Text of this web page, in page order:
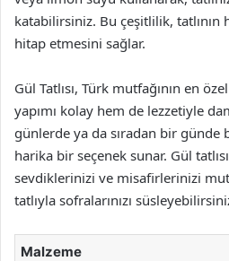
katabilirsiniz. Bu çeşitlilik, tatlının
hitap etmesini sağlar.
Gül Tatlısı, Türk mutfağının en
yapımı kolay hem de lezzetiyle
günlerde ya da sıradan bir günde
harika bir seçenek sunar. Gül
sevdiklerinizi ve misafirlerinizi
tatlıyla sofralarınızı
Malzeme